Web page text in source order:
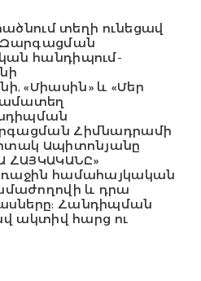
տեղի ունեցավ
Զարգացման
հանդիպում-
«Միասին» և «Մեր
Հիմնադրամի
Ապիտոնյանը
ՀԱՅԿԱԿԱՆԸ»
համահայկական
և դրա
Հանդիպման
ակտիվ հարց ու